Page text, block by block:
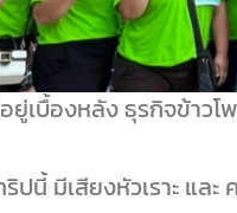
องหลัง ธุรกิจข้าวโพ
มีเสียงหัวเราะ และ